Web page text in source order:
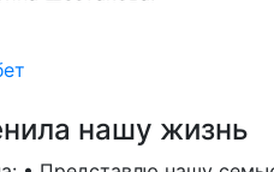
нашу жизнь